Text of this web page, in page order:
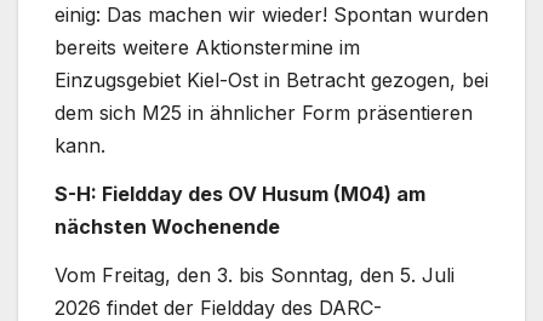
einig: Das machen wir wieder! Spontan wurden
bereits weitere Aktionstermine im
Einzugsgebiet Kiel-Ost in Betracht gezogen, bei
dem sich M25 in ähnlicher Form präsentieren
kann.
S-H: Fieldday des OV Husum (M04) am
nächsten Wochenende
Vom Freitag, den 3. bis Sonntag, den 5. Juli
2026 findet der Fieldday des DARC-